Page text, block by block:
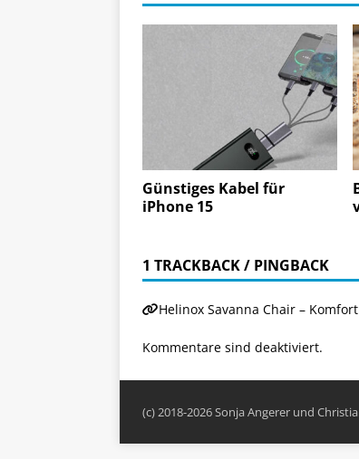
Günstiges Kabel für
iPhone 15
1 TRACKBACK / PINGBACK
Helinox Savanna Chair –
Kommentare sind deaktiviert.
(c) 2018-2026 Sonja Angerer und